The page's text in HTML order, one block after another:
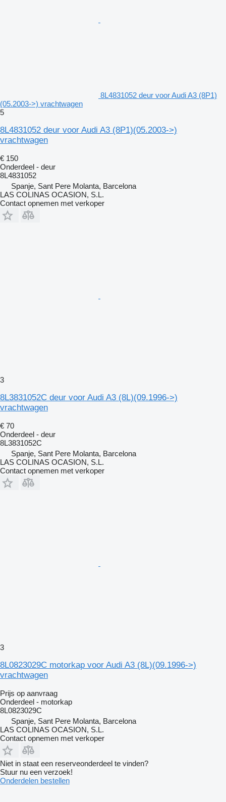
8L4831052 deur voor Audi A3 (8P1)
(05.2003->) vrachtwagen
5
8L4831052 deur voor Audi A3 (8P1)(05.2003->)
vrachtwagen
€ 150
Onderdeel - deur
8L4831052
Spanje, Sant Pere Molanta, Barcelona
LAS COLINAS OCASION, S.L.
Contact opnemen met verkoper
3
8L3831052C deur voor Audi A3 (8L)(09.1996->)
vrachtwagen
€ 70
Onderdeel - deur
8L3831052C
Spanje, Sant Pere Molanta, Barcelona
LAS COLINAS OCASION, S.L.
Contact opnemen met verkoper
3
8L0823029C motorkap voor Audi A3 (8L)(09.1996->)
vrachtwagen
Prijs op aanvraag
Onderdeel - motorkap
8L0823029C
Spanje, Sant Pere Molanta, Barcelona
LAS COLINAS OCASION, S.L.
Contact opnemen met verkoper
Niet in staat een reserveonderdeel te vinden?
Stuur nu een verzoek!
Onderdelen bestellen